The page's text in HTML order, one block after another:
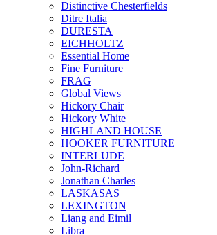
Distinctive Chesterfields
Ditre Italia
DURESTA
EICHHOLTZ
Essential Home
Fine Furniture
FRAG
Global Views
Hickory Chair
Hickory White
HIGHLAND HOUSE
HOOKER FURNITURE
INTERLUDE
John-Richard
Jonathan Charles
LASKASAS
LEXINGTON
Liang and Eimil
Libra